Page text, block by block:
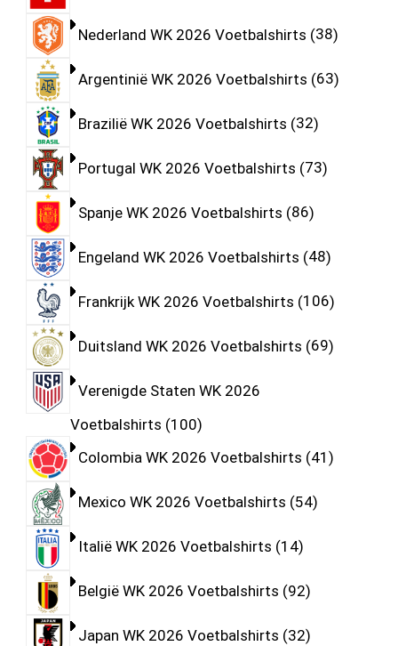
Nederland WK 2026 Voetbalshirts 38
Argentinië WK 2026 Voetbalshirts 63
Brazilië WK 2026 Voetbalshirts 32
Portugal WK 2026 Voetbalshirts 73
Spanje WK 2026 Voetbalshirts 86
Engeland WK 2026 Voetbalshirts 48
Frankrijk WK 2026 Voetbalshirts 106
Duitsland WK 2026 Voetbalshirts 69
Verenigde Staten WK 2026
Voetbalshirts 100
Colombia WK 2026 Voetbalshirts 41
Mexico WK 2026 Voetbalshirts 54
Italië WK 2026 Voetbalshirts 14
België WK 2026 Voetbalshirts 92
Japan WK 2026 Voetbalshirts 32